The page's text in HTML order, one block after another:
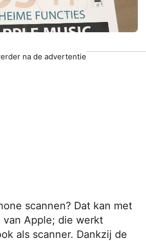
na de advertentie
scannen? Dat kan met
van Apple; die werkt
als scanner. Dankzij de